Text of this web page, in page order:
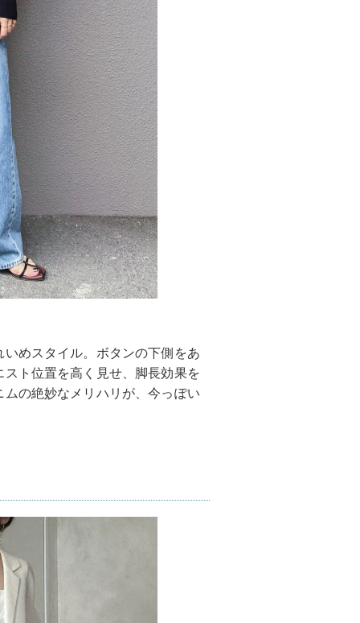
いめスタイル。ボタンの下側をあ
ト位置を高く見せ、脚長効果を
の絶妙なメリハリが、今っぽい